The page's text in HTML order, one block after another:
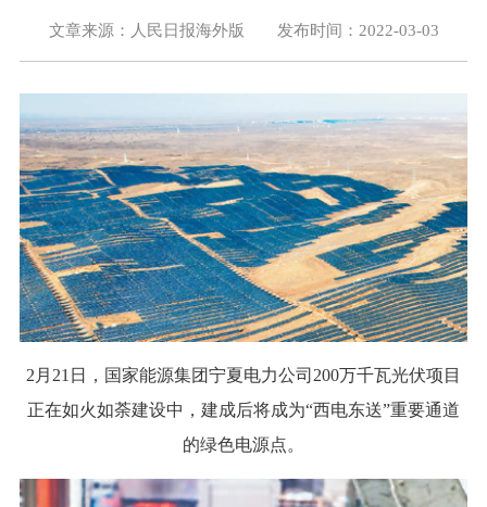
文章来源：人民日报海外版 发布时间：2022-03-03
2月21日，国家能源集团宁夏电力公司200万千瓦光伏项目
正在如火如荼建设中，建成后将成为“西电东送”重要通道
的绿色电源点。